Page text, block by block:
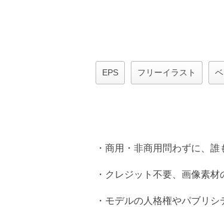
EPS フリーイラスト
・商用・非商用問わずに、
・クレジット不要、画像素
・モデルの人格権やパブリ